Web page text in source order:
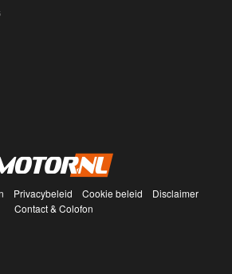
Privacybeleid Cookie beleid
Disclaimer
Contact & Colofon